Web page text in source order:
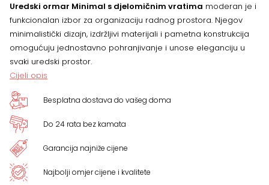
39
x
189,
VIŠE
BOJA
količina
Uredski ormar Minimal s djelomičnim vratima moderan je i
funkcionalan izbor za organizaciju radnog prostora. Njegov
minimalistički dizajn, izdržljivi materijali i pametna konstrukcija
omogućuju jednostavno pohranjivanje i unose eleganciju u
svaki uredski prostor.
Cijeli opis
Besplatna dostava do vašeg doma
Do 24 rata bez kamata
Garancija najniže cijene
Najbolji omjer cijene i kvalitete